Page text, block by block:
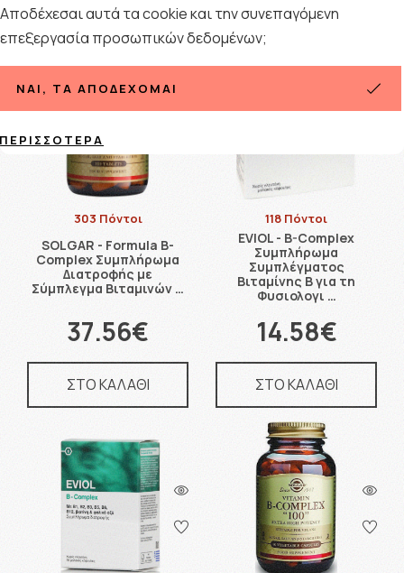
303 Πόντοι
SOLGAR - Formula B-
Complex Συμπλήρωμα
Διατροφής με
Σύμπλεγμα Βιταμινών …
37.56€
ΣΤΟ ΚΑΛΑΘΙ
118 Πόντοι
EVIOL - B-Complex
Συμπλήρωμα
Συμπλέγματος
Βιταμίνης B για τη
Φυσιολογι …
14.58€
ΣΤΟ ΚΑΛΑΘΙ
Αποδέχεσαι αυτά τα cookie και την συνεπαγόμενη
επεξεργασία προσωπικών δεδομένων;
ΝΑΙ, ΤΑ ΑΠΟΔΈΧΟΜΑΙ
ΠΕΡΙΣΣΌΤΕΡΑ